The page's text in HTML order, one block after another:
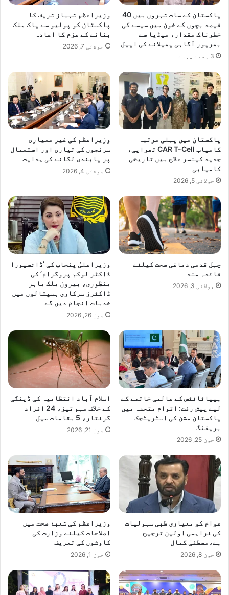
پاکستان کے سات شہروں میں 40
فیصد بچوں کے خون میں سیسے کی
خطرناک مقدار، میڈیا سے
بھرپور آگاہی پھیلانے کی اپیل
3 ہفتے پہلے
وزیراعظم شہباز شریف کا
پاکستان کو پولیو سے پاک ملک
بنانے کے عزم کا اعادہ
جولائی 7, 2026
پاکستان میں پہلی مرتبہ
کامیاب CAR T-Cell تھراپی،
جدید کینسر علاج میں تاریخی
کامیابی
جولائی 5, 2026
وزیراعظم کی غیر معیاری
سرنجوں کی تیاری اور استعمال
پر پابندی لگانے کی ہدایت
جولائی 4, 2026
چہل قدمی دماغی صحت کیلئے
فائدہ مند
جولائی 3, 2026
وزیراعلیٰ پنجاب کی ‘ڈائسپورا
ڈاکٹر لوکم پروگرام’ کی
منظوری، بیرون ملک ماہر
ڈاکٹرز سرکاری ہسپتالوں میں
خدمات انجام دیں گے
جون 26, 2026
ہیپاٹائٹس کے عالمی خاتمے کے
لیے پیش رفت: اقوام متحدہ میں
پاکستان مشن کی اسٹریٹجک
بریفنگ
جون 25, 2026
اسلام آباد انتظامیہ کی ڈینگی
کے خلاف مہم تیز، 24 افراد
گرفتار، 5 مقامات سیل
جون 21, 2026
عوام کو معیاری طبی سہولیات
کی فراہمی اولین ترجیح
ہے،مصطفیٰ کمال
جون 8, 2026
وزیراعظم کی شعبۂ صحت میں
اصلاحات کیلئے وزارت کی
کاوشوں کی تعریف
جون 1, 2026